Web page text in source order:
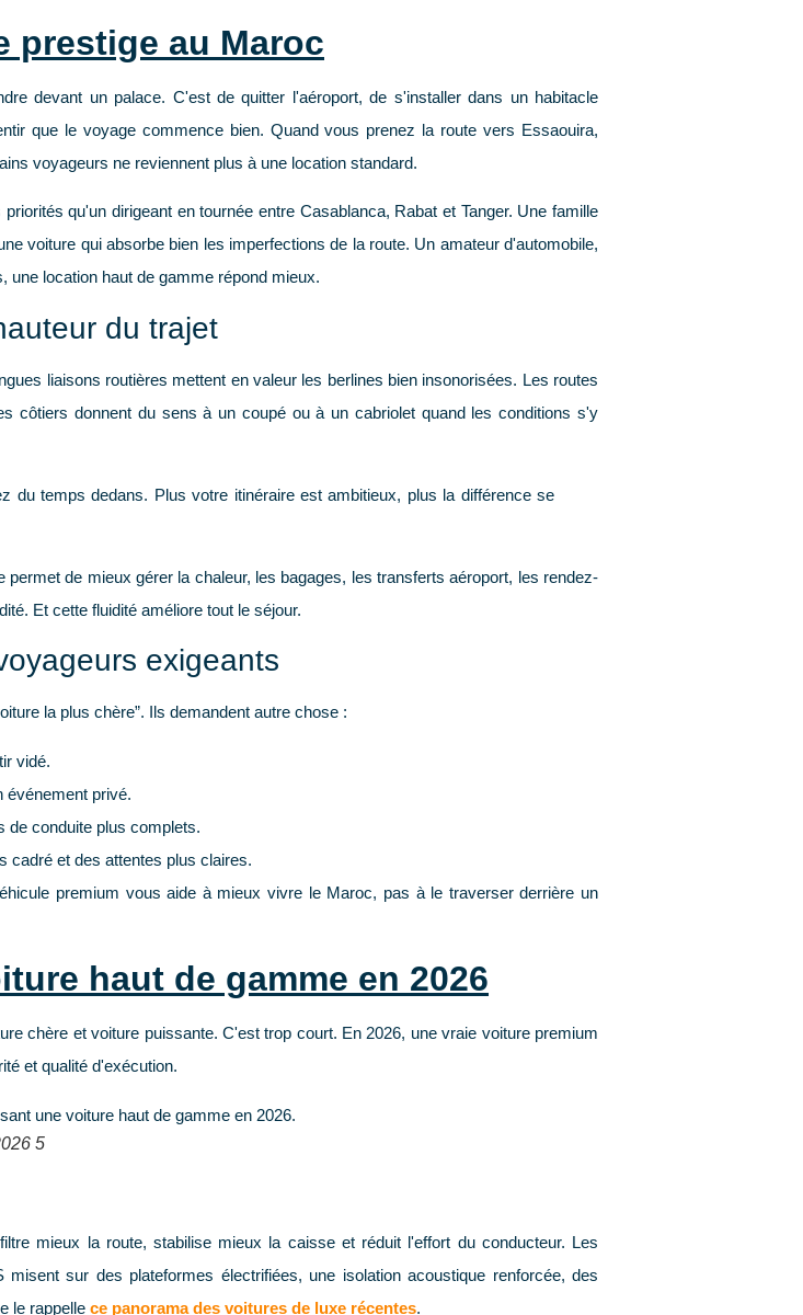
prestige au Maroc
devant un palace. C'est de quitter l'aéroport, de s'installer dans un habitacle
que le voyage commence bien. Quand vous prenez la route vers Essaouira,
voyageurs ne reviennent plus à une location standard.
qu'un dirigeant en tournée entre Casablanca, Rabat et Tanger. Une famille
voiture qui absorbe bien les imperfections de la route. Un amateur d'automobile,
location haut de gamme répond mieux.
du trajet
liaisons routières mettent en valeur les berlines bien insonorisées. Les routes
côtiers donnent du sens à un coupé ou à un cabriolet quand les conditions s'y
du temps dedans. Plus votre itinéraire est ambitieux, plus la différence se
permet de mieux gérer la chaleur, les bagages, les transferts aéroport, les rendez-
Et cette fluidité améliore tout le séjour.
exigeants
la plus chère”. Ils demandent autre chose :
vidé.
événement privé.
de conduite plus complets.
cadré et des attentes plus claires.
premium vous aide à mieux vivre le Maroc, pas à le traverser derrière un
haut de gamme en 2026
chère et voiture puissante. C'est trop court. En 2026, une vraie voiture premium
et qualité d'exécution.
5
mieux la route, stabilise mieux la caisse et réduit l'effort du conducteur. Les
misent sur des plateformes électrifiées, une isolation acoustique renforcée, des
le rappelle ce panorama des voitures de luxe récentes.